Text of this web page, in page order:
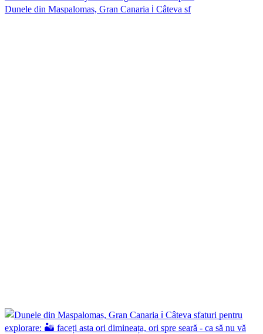
Dunele din Maspalomas, Gran Canaria ℹ️ Câteva sf